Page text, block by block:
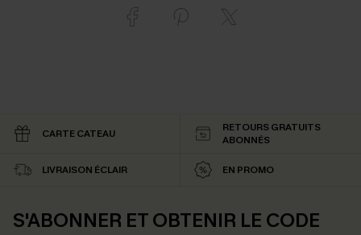
CARTE CATEAU
RETOURS GRATUITS
ABONNÉS
LIVRAISON ÉCLAIR EN PROMO
S'ABONNER ET OBTENIR LE CODE